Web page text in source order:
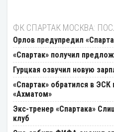
ФК СПАРТАК МОСКВА:
Орлов предупредил
«Спартак» получил
Гурцкая озвучил новую
«Спартак» обратился в
«Ахматом»
Экс-тренер «Спартака»
клуб